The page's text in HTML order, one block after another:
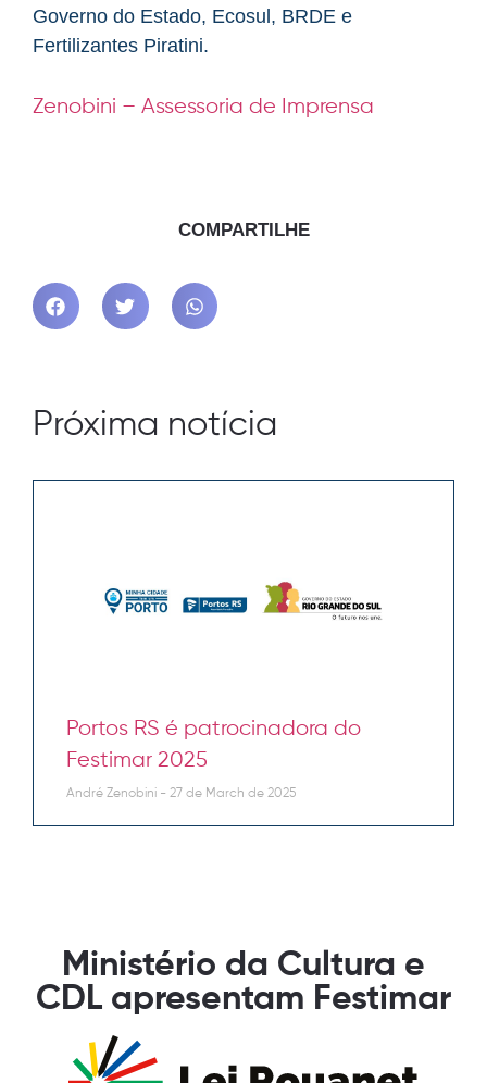
Governo do Estado, Ecosul, BRDE e
Fertilizantes Piratini.
Zenobini – Assessoria de Imprensa
COMPARTILHE
Próxima notícia
Portos RS é patrocinadora do
Festimar 2025
André Zenobini 27 de March de 2025
Ministério da Cultura e
CDL apresentam Festimar